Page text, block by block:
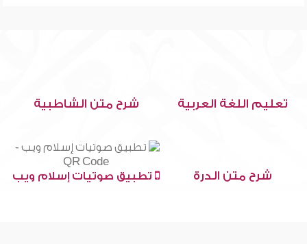
تعليم اللغة العربية شرح متن الشاطبية
شرح متن الدرة تطبيق صوتيات إسلام ويب